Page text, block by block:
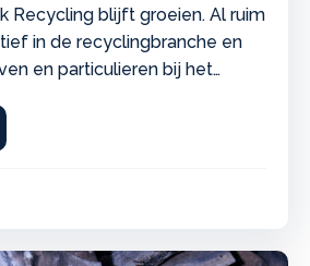
Recycling blijft groeien. Al ruim
in de recyclingbranche en
en particulieren bij het
grondstoffen. Door de
van onze activiteiten zijn wij